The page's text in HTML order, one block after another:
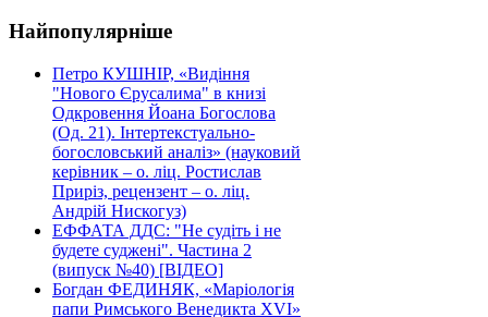
Найпопулярніше
Петро КУШНІР, «Видіння
"Нового Єрусалима" в книзі
Одкровення Йоана Богослова
(Од. 21). Інтертекстуально-
богословський аналіз» (науковий
керівник – о. ліц. Ростислав
Приріз, рецензент – о. ліц.
Андрій Нискогуз)
ЕФФАТА ДДС: "Не судіть і не
будете суджені". Частина 2
(випуск №40) [ВІДЕО]
Богдан ФЕДИНЯК, «Маріологія
папи Римського Венедикта XVI»